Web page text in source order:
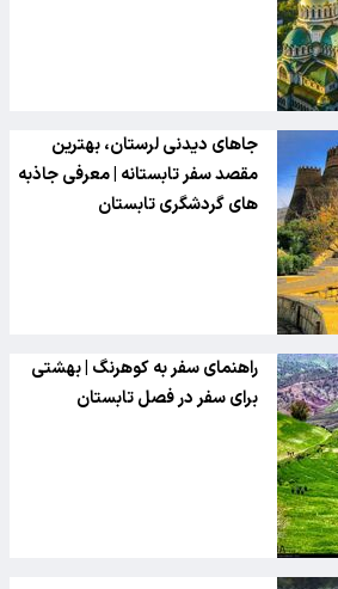
جاهای دیدنی لرستان، بهترین
مقصد سفر تابستانه | معرفی جاذبه
های گردشگری تابستان
راهنمای سفر به کوهرنگ | بهشتی
برای سفر در فصل تابستان